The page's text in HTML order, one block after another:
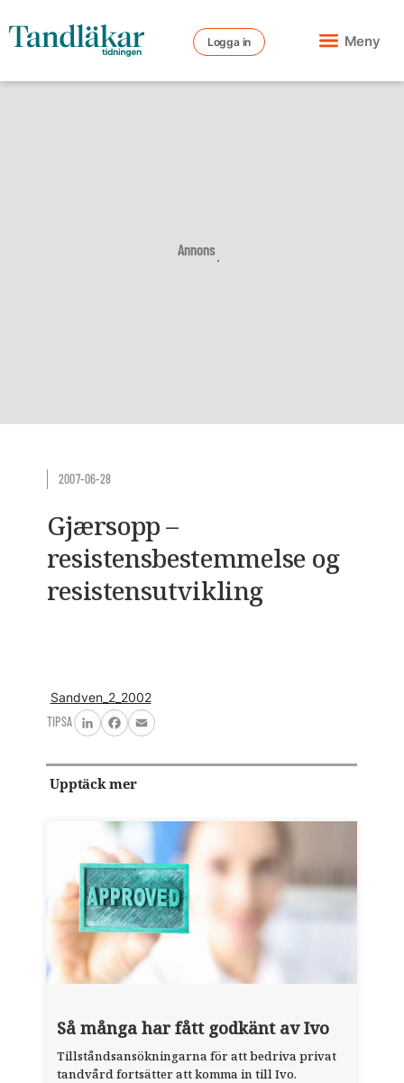
Logga in Meny
Annons
2007-06-28
Gjærsopp –
resistensbestemmelse og
resistensutvikling
Sandven_2_2002
TIPSA
LinkedInFacebook
Email
Upptäck mer
Så många har fått godkänt av Ivo
Tillståndsansökningarna för att bedriva privat
tandvård fortsätter att komma in till Ivo.